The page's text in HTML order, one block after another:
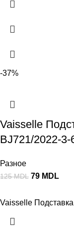
-37%
Vaisselle
BJ721/2022-3-
Разное
125MDL 79 MDL
Vaisselle